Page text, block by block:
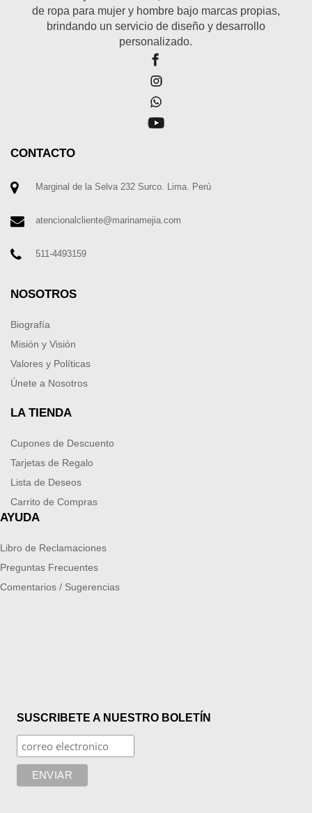
de ropa para mujer y hombre bajo marcas propias,
brindando un servicio de diseño y desarrollo
personalizado.
CONTACTO
Marginal de la Selva 232 Surco. Lima. Perú
atencionalcliente@marinamejia.com
511-4493159
NOSOTROS
Biografía
Misión y Visión
Valores y Políticas
Únete a Nosotros
LA TIENDA
Cupones de Descuento
Tarjetas de Regalo
Lista de Deseos
Carrito de Compras
AYUDA
Libro de Reclamaciones
Preguntas Frecuentes
Comentarios / Sugerencias
SUSCRIBETE A NUESTRO BOLETÍN